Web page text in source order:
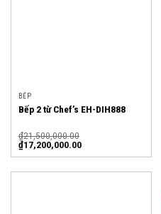
BẾP
Bếp 2 từ Chef’s EH-DIH888
₫21,500,000.00
₫17,200,000.00